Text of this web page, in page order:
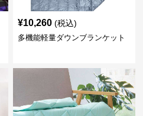
¥10,260 (税込)
多機能軽量ダウンブランケット